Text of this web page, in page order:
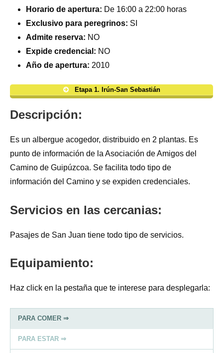
Horario de apertura: De 16:00 a 22:00 horas
Exclusivo para peregrinos: SI
Admite reserva: NO
Expide credencial: NO
Año de apertura: 2010
Etapa 1. Irún-San Sebastián
Descripción:
Es un albergue acogedor, distribuido en 2 plantas. Es
punto de información de la Asociación de Amigos del
Camino de Guipúzcoa. Se facilita todo tipo de
información del Camino y se expiden credenciales.
Servicios en las cercanias:
Pasajes de San Juan tiene todo tipo de servicios.
Equipamiento:
Haz click en la pestaña que te interese para desplegarla:
PARA COMER ⇒
PARA ESTAR ⇒